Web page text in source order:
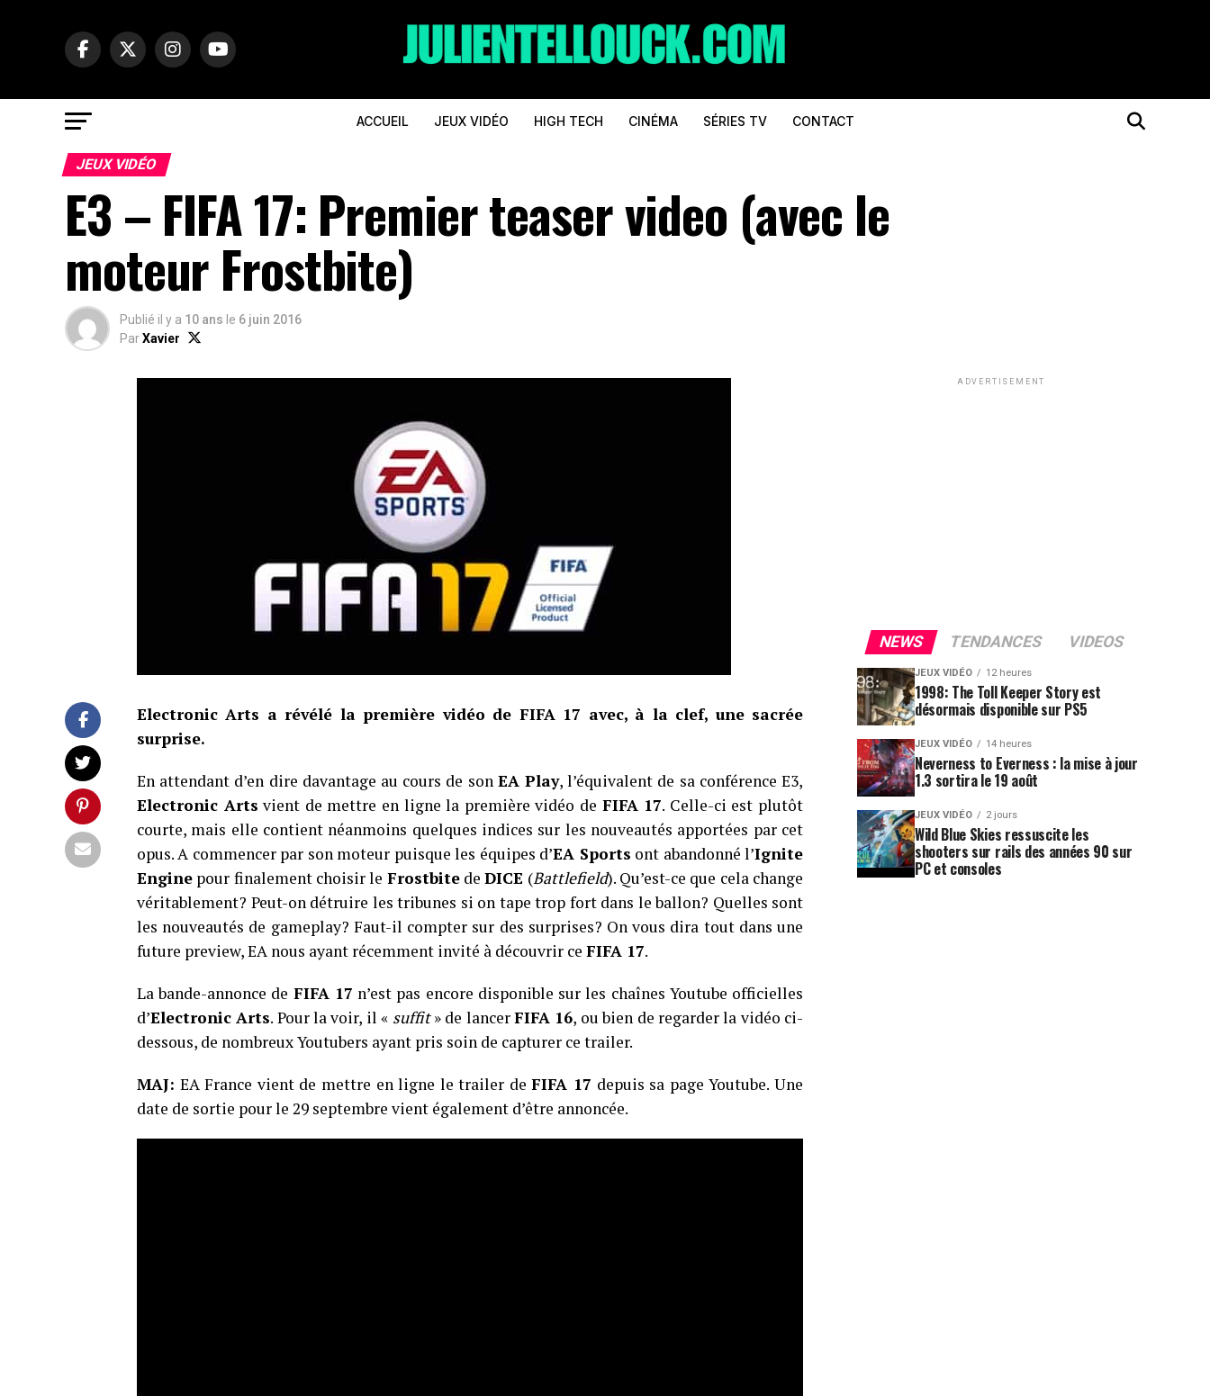
ACCUEIL JEUX VIDÉO HIGH TECH CINÉMA SÉRIES TV CONTACT
JEUX VIDÉO
E3 – FIFA 17: Premier teaser video (avec le
moteur Frostbite)
Publié il y a 10 ans le 6 juin 2016
ParXavier
Electronic Arts a révélé la première vidéo de FIFA 17 avec, à la clef, une sacrée
surprise.
En attendant d’en dire davantage au cours de son EA Play, l’équivalent de sa conférence E3,
Electronic Arts vient de mettre en ligne la première vidéo de FIFA 17. Celle-ci est plutôt
courte, mais elle contient néanmoins quelques indices sur les nouveautés apportées par cet
opus. A commencer par son moteur puisque les équipes d’EA Sports ont abandonné l’Ignite
Engine pour finalement choisir le FrostbitedeDICE (Battlefield). Qu’est-ce que cela change
véritablement? Peut-on détruire les tribunes si on tape trop fort dans le ballon? Quelles sont
les nouveautés de gameplay? Faut-il compter sur des surprises? On vous dira tout dans une
future preview, EA nous ayant récemment invité à découvrir ce FIFA 17.
La bande-annonce de FIFA 17 n’est pas encore disponible sur les chaînes Youtube officielles
d’Electronic Arts. Pour la voir, il « suffit» de lancerFIFA 16, ou bien de regarder la vidéo ci-
dessous, de nombreux Youtubers ayant pris soin de capturer ce trailer.
MAJ: EA France vient de mettre en ligne le trailer deFIFA 17 depuis sa page Youtube. Une
date de sortie pour le 29 septembre vient également d’être annoncée.
ADVERTISEMENT
NEWS TENDANCES VIDEOS
JEUX VIDÉO 12 heures
1998: The Toll Keeper Story est
désormais disponible sur PS5
JEUX VIDÉO 14 heures
Neverness to Everness : la mise à jour
1.3 sortira le 19 août
JEUX VIDÉO 2 jours
Wild Blue Skies ressuscite les
shooters sur rails des années 90 sur
PC et consoles